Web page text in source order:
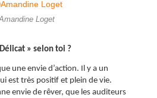
Loget
» selon toi ?
une envie d’action. Il y a un
est très positif et plein de vie.
envie de rêver, que les auditeurs